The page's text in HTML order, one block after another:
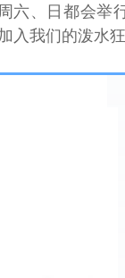
六、日都会举
入我们的泼水